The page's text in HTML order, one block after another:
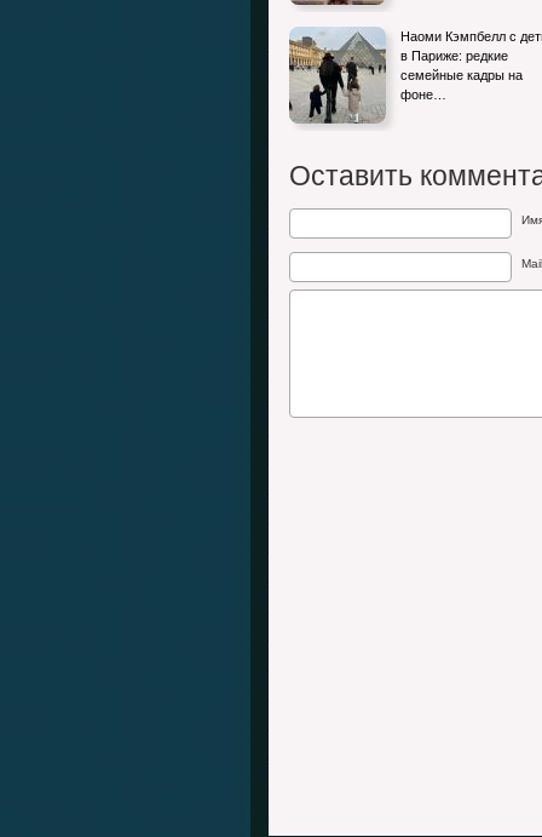
Наоми Кэмпбелл с
в Париже: редкие
семейные кадры на
фоне…
Оставить